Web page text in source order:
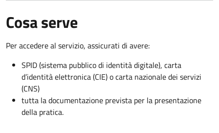
Cosa serve
Per accedere al servizio, assicurati di avere:
SPID (sistema pubblico di identità digitale), carta
d’identità elettronica (CIE) o carta nazionale dei servizi
(CNS)
tutta la documentazione prevista per la presentazione
della pratica.